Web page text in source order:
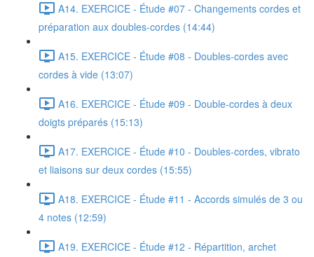
A14. EXERCICE - Étude #07 - Changements cordes et
préparation aux doubles-cordes (14:44)
A15. EXERCICE - Étude #08 - Doubles-cordes avec
cordes à vide (13:07)
A16. EXERCICE - Étude #09 - Double-cordes à deux
doigts préparés (15:13)
A17. EXERCICE - Étude #10 - Doubles-cordes, vibrato
et liaisons sur deux cordes (15:55)
A18. EXERCICE - Étude #11 - Accords simulés de 3 ou
4 notes (12:59)
A19. EXERCICE - Étude #12 - Répartition, archet